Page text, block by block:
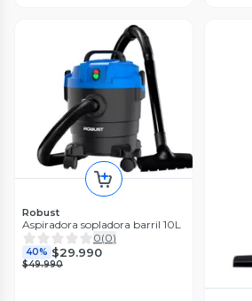
Robust
Aspiradora sopladora barril 10L
0(0)
40% $29.990
$49.990